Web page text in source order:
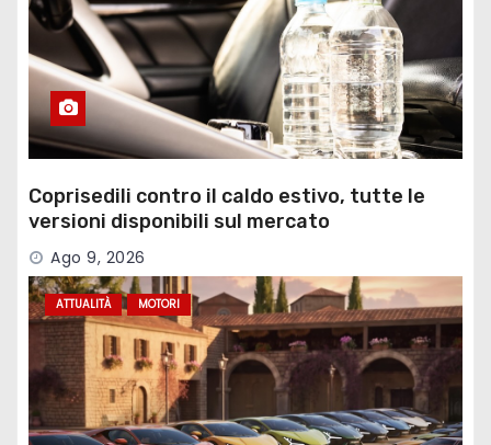
Coprisedili contro il caldo estivo, tutte le
versioni disponibili sul mercato
Ago 9, 2026
ATTUALITÀ MOTORI